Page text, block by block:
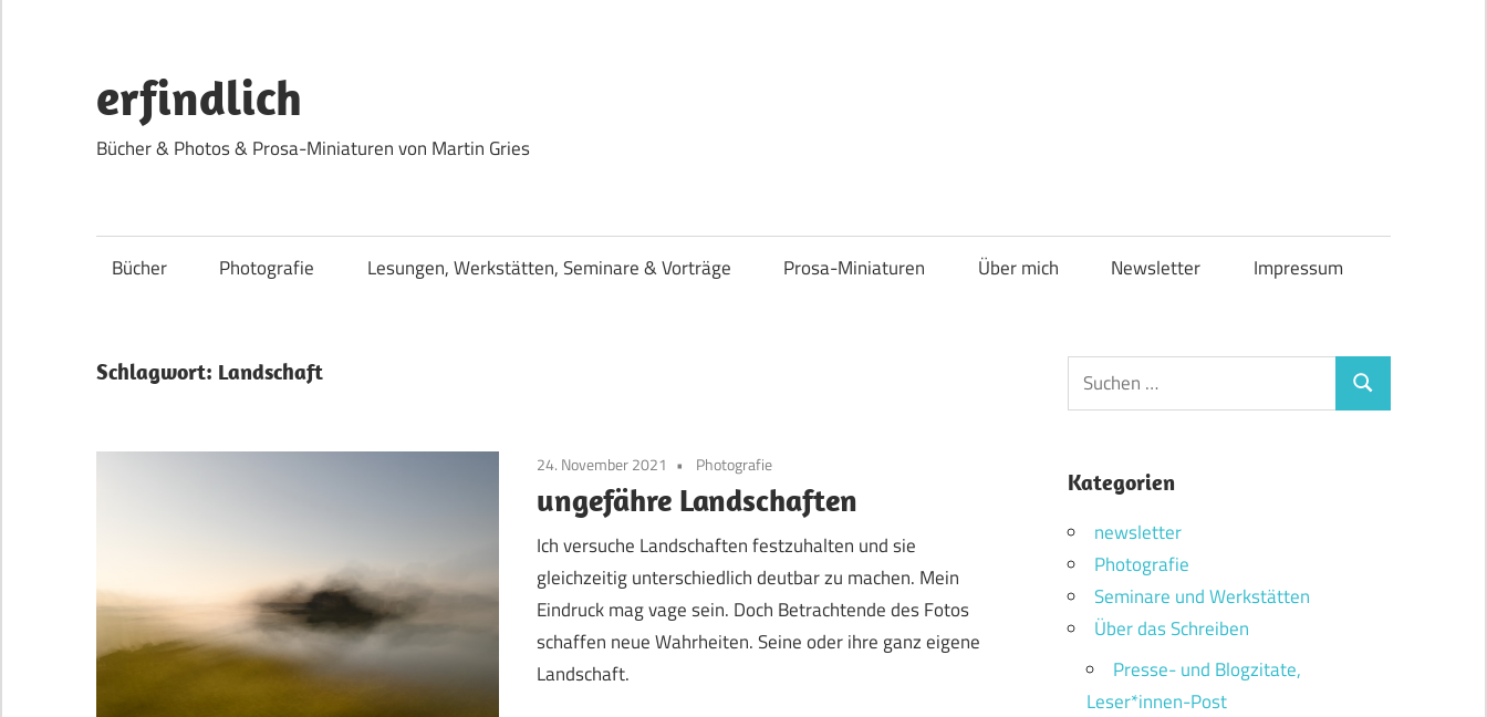
springen
erfindlich
Bücher & Photos & Prosa-Miniaturen von Martin Gries
Bücher Photografie Lesungen, Werkstätten, Seminare & Vorträge Prosa-Miniaturen Über mich Newsletter Impressum
Schlagwort: Landschaft
24. November 2021 Photografie
ungefähre Landschaften
Ich versuche Landschaften festzuhalten und sie
gleichzeitig unterschiedlich deutbar zu machen. Mein
Eindruck mag vage sein. Doch Betrachtende des Fotos
schaffen neue Wahrheiten. Seine oder ihre ganz eigene
Landschaft.
Suchen
nach:
Suchen
Kategorien
newsletter
Photografie
Seminare und Werkstätten
Über das Schreiben
Presse- und Blogzitate,
Leser*innen-Post